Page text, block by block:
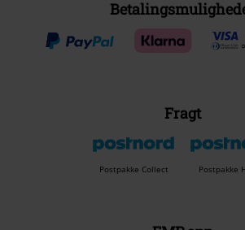
Fragt
Postpakke Collect Postpakke